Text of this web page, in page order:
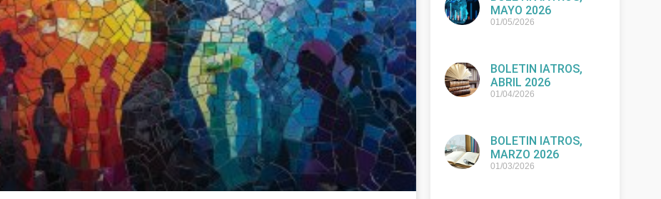
MAYO 2026
01/05/2026
BOLETIN IATROS,
ABRIL 2026
01/04/2026
BOLETIN IATROS,
MARZO 2026
01/03/2026